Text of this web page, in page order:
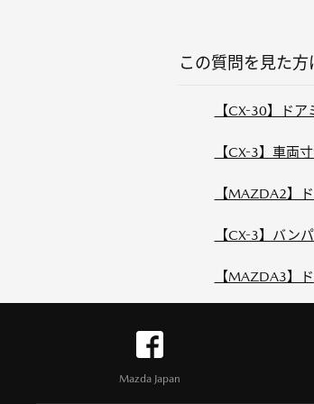
この質問を見た
【CX-30】ド
【CX-3】車両
【MAZDA2】
【CX-3】バン
【MAZDA3】
Mazda Japan